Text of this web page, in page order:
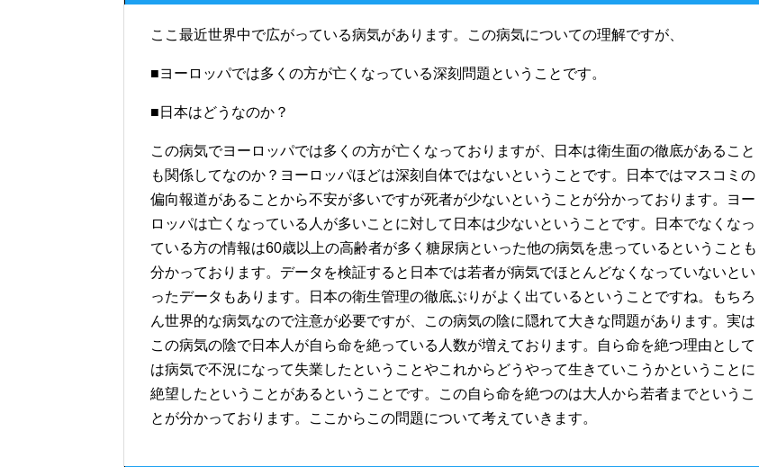
ここ最近世界中で広がっている病気があります。この病気についての理解ですが、
■ヨーロッパでは多くの方が亡くなっている深刻問題ということです。
■日本はどうなのか？
この病気でヨーロッパでは多くの方が亡くなっておりますが、日本は衛生面の徹底があること
も関係してなのか？ヨーロッパほどは深刻自体ではないということです。日本ではマスコミの
偏向報道があることから不安が多いですが死者が少ないということが分かっております。ヨー
ロッパは亡くなっている人が多いことに対して日本は少ないということです。日本でなくなっ
ている方の情報は60歳以上の高齢者が多く糖尿病といった他の病気を患っているということも
分かっております。データを検証すると日本では若者が病気でほとんどなくなっていないとい
ったデータもあります。日本の衛生管理の徹底ぶりがよく出ているということですね。もちろ
ん世界的な病気なので注意が必要ですが、この病気の陰に隠れて大きな問題があります。実は
この病気の陰で日本人が自ら命を絶っている人数が増えております。自ら命を絶つ理由として
は病気で不況になって失業したということやこれからどうやって生きていこうかということに
絶望したということがあるということです。この自ら命を絶つのは大人から若者までというこ
とが分かっております。ここからこの問題について考えていきます。